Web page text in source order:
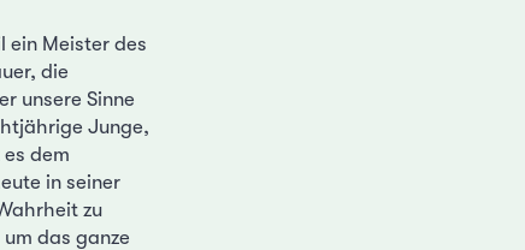
ein Meister des
die
unsere Sinne
Junge,
dem
in seiner
zu
das ganze